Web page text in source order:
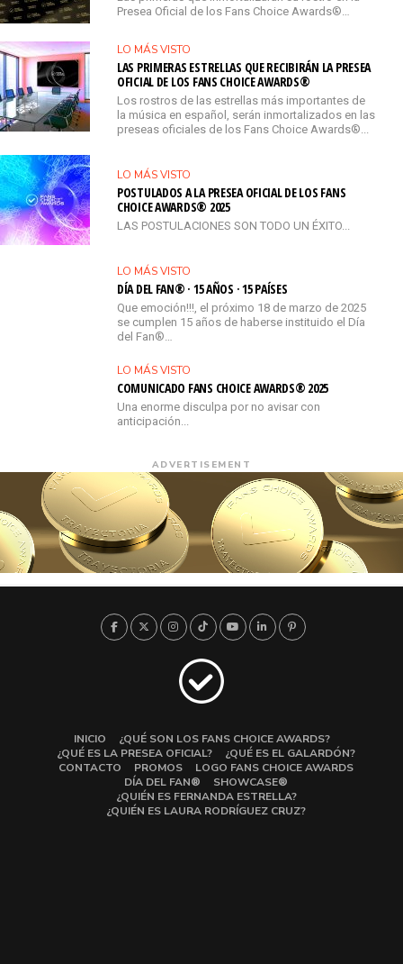
Presea Oficial de los Fans Choice Awards®…
LO MÁS VISTO
LAS PRIMERAS ESTRELLAS QUE RECIBIRÁN LA PRESEA
OFICIAL DE LOS FANS CHOICE AWARDS®
Los rostros de las estrellas más importantes de
la música en español, serán inmortalizados en las
preseas oficiales de los Fans Choice Awards®...
LO MÁS VISTO
POSTULADOS A LA PRESEA OFICIAL DE LOS FANS
CHOICE AWARDS® 2025
LAS POSTULACIONES SON TODO UN ÉXITO...
LO MÁS VISTO
DÍA DEL FAN® · 15 AÑOS · 15 PAÍSES
Que emoción!!!, el próximo 18 de marzo de 2025
se cumplen 15 años de haberse instituido el Día
del Fan®…
LO MÁS VISTO
COMUNICADO FANS CHOICE AWARDS® 2025
Una enorme disculpa por no avisar con
anticipación...
ADVERTISEMENT
INICIO
¿QUÉ SON LOS FANS CHOICE AWARDS?
¿QUÉ ES LA PRESEA OFICIAL?
¿QUÉ ES EL GALARDÓN?
CONTACTO
PROMOS
LOGO FANS CHOICE AWARDS
DÍA DEL FAN®
SHOWCASE®
¿QUIÉN ES FERNANDA ESTRELLA?
¿QUIÉN ES LAURA RODRÍGUEZ CRUZ?